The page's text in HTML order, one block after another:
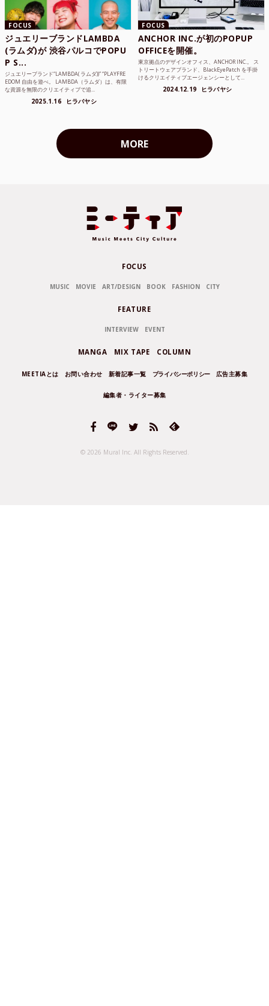
FOCUS
ジュエリーブランドLAMBDA
(ラムダ)が 渋谷パルコでPOPU
P S...
ジュエリーブランド“LAMBDA( ラムダ))” “PLAYFRE
EDOM 自由を遊べ。 LAMBDA（ラムダ）は、有限
な資源を無限のクリエイティブで追...
2025.1.16 ヒラバヤシ
FOCUS
ANCHOR INC.が初のPOPUP
OFFICEを開催。
東京拠点のデザインオフィス、ANCHOR INC.。 ス
トリートウェアブランド、BlackEyePatch を手掛
けるクリエイティブエージェンシーとして...
2024.12.19 ヒラバヤシ
MORE
FOCUS
MUSIC MOVIE ART/DESIGN BOOK FASHION CITY
FEATURE
INTERVIEW EVENT
MANGA MIX TAPE COLUMN
MEETIAとは お問い合わせ 新着記事一覧 プライバシーポリシー 広告主募集
編集者・ライター募集
© 2026 Mural Inc. All Rights Reserved.